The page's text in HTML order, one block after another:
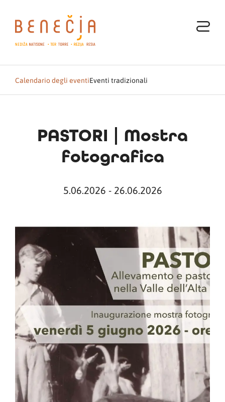
Calendario degli eventiEventi tradizionali
PASTORI | Mostra
fotografica
5.06.2026 - 26.06.2026